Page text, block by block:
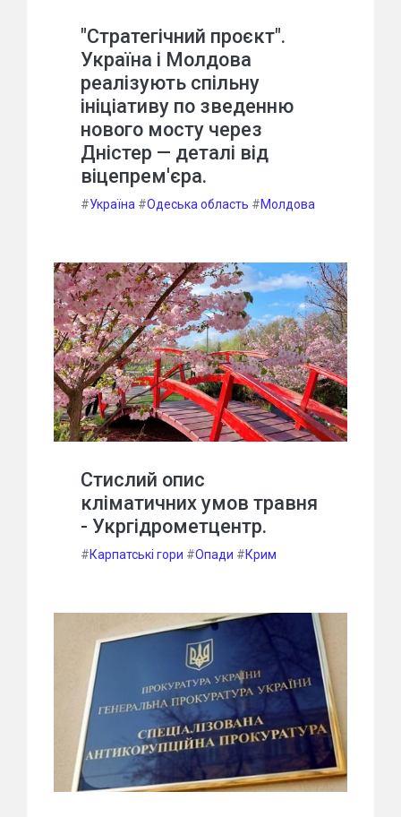
"Стратегічний проєкт".
Україна і Молдова
реалізують спільну
ініціативу по зведенню
нового мосту через
Дністер — деталі від
віцепрем'єра.
#Україна #Одеська область #Молдова
Стислий опис
кліматичних умов травня
- Укргідрометцентр.
#Карпатські гори #Опади #Крим